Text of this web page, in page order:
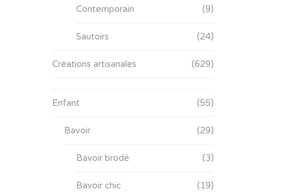
Contemporain (9)
Sautoirs (24)
Créations artisanales (629)
Enfant (55)
Bavoir (29)
Bavoir brodé (3)
Bavoir chic (19)